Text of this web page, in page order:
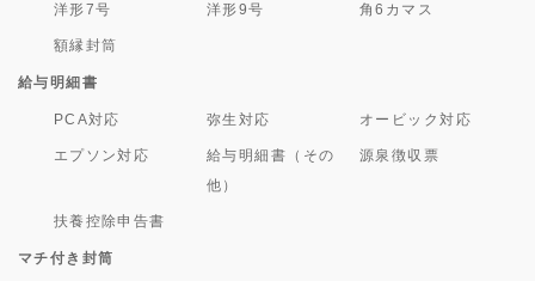
洋形7号 洋形9号 角6カマス
額縁封筒
給与明細書
PCA対応 弥生対応 オービック対応
エプソン対応
給与明細書（その
他）
源泉徴収票
扶養控除申告書
マチ付き封筒